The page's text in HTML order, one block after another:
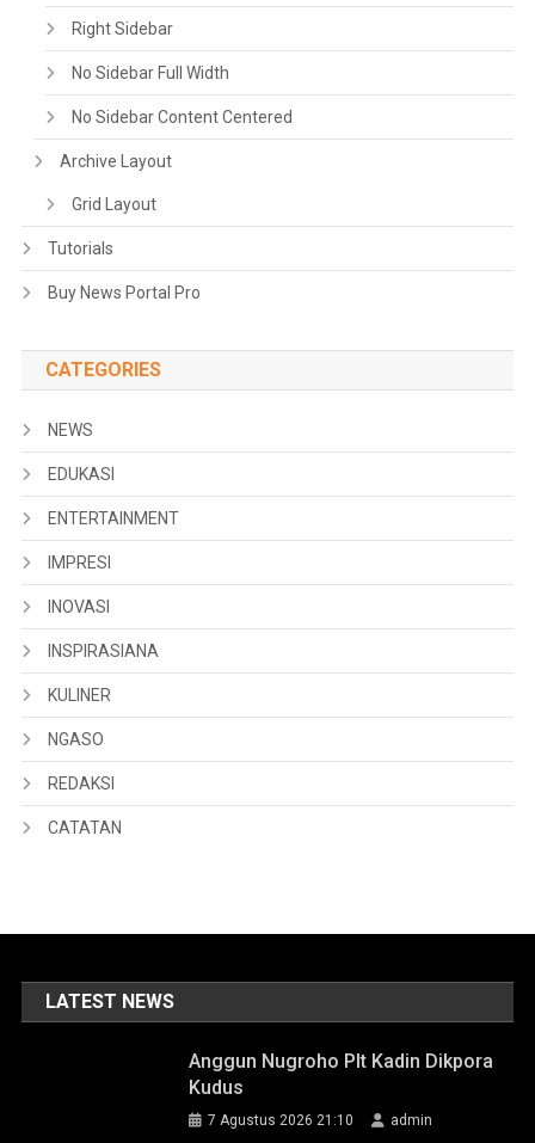
Right Sidebar
No Sidebar Full Width
No Sidebar Content Centered
Archive Layout
Grid Layout
Tutorials
Buy News Portal Pro
CATEGORIES
NEWS
EDUKASI
ENTERTAINMENT
IMPRESI
INOVASI
INSPIRASIANA
KULINER
NGASO
REDAKSI
CATATAN
LATEST NEWS
Anggun Nugroho Plt Kadin Dikpora
Kudus
7 Agustus 2026 21:10 admin